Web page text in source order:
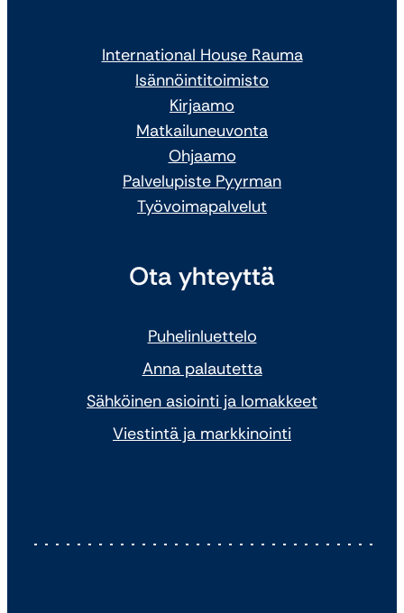
International House Rauma
Isännöintitoimisto
Kirjaamo
Matkailuneuvonta
Ohjaamo
Palvelupiste Pyyrman
Työvoimapalvelut
Ota yhteyttä
Puhelinluettelo
Anna palautetta
Sähköinen asiointi ja lomakkeet
Viestintä ja markkinointi